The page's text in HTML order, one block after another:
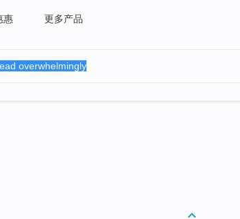
惠 更多产品